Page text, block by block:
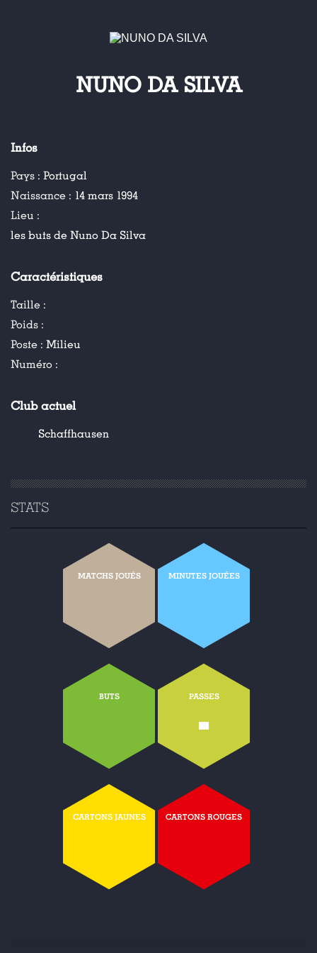
NUNO DA SILVA
Infos
Pays : Portugal
Naissance : 14 mars 1994
Lieu :
les buts de Nuno Da Silva
Caractéristiques
Taille :
Poids :
Poste : Milieu
Numéro :
Club actuel
Schaffhausen
STATS
MATCHS JOUÉS MINUTES JOUÉES
BUTS PASSES
-
CARTONS JAUNES CARTONS ROUGES